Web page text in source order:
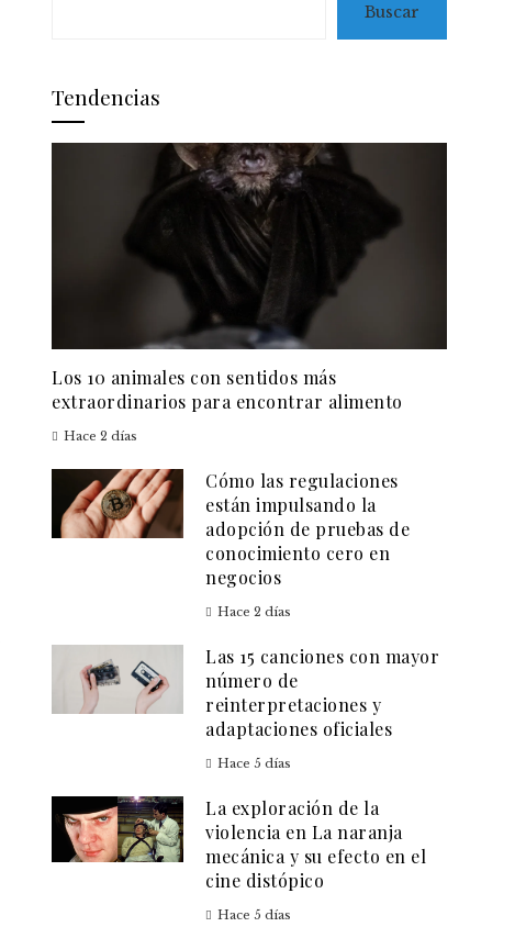
Buscar
Tendencias
Los 10 animales con sentidos más
extraordinarios para encontrar alimento
Hace 2 días
Cómo las regulaciones
están impulsando la
adopción de pruebas de
conocimiento cero en
negocios
Hace 2 días
Las 15 canciones con mayor
número de
reinterpretaciones y
adaptaciones oficiales
Hace 5 días
La exploración de la
violencia en La naranja
mecánica y su efecto en el
cine distópico
Hace 5 días